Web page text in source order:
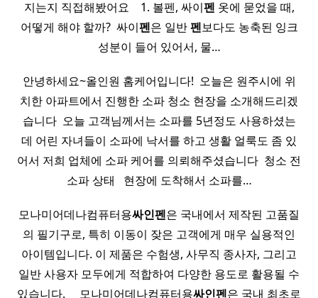
지는지 직접해봤어요 ​ ​ ​ 1. 볼펜, 싸이펜 옷에 묻었을 때,
어떻게 해야 할까? ​ 싸이펜은 일반펜보다도 농축된 잉크
성분이 들어 있어서, 물…
안녕하세요~올인원 홈케어입니다! ​ 오늘은 원주시에 위
치한 아파트에서 진행한 소파 청소 현장을 소개해드리겠
습니다 ​ 오늘 고객님께서는 소파를 5년정도 사용하셨는
데 어린 자녀들이 소파에 낙서를 하고 생활 얼룩도 좀 있
어서 저희 업체에 소파 케어를 의뢰해주셨습니다 ​ 청소 전
소파 상태 ​ ​ 현장에 도착해서 소파를…
모나미어데나컴퓨터용싸인펜은 국내에서 제작된 고품질
의 필기구로, 특히 이동이 잦은 고객에게 매우 실용적인
아이템입니다. 이 제품은 수험생, 사무직 종사자, 그리고
일반 사용자 모두에게 적합하여 다양한 용도로 활용될 수
있습니다. ​ ​ ​ ​ 모나미어데나컴퓨터용싸인펜은 국내 최초로